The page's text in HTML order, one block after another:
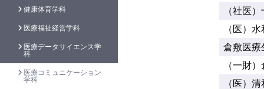
（社医
（医）
倉敷医療
（一財
（医）
健康体育学科
医療福祉経営学科
医療データサイエンス学
科
医療コミュニケーション
学科